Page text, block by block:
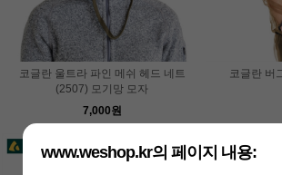
코글란 울트라 파인 메쉬 헤드 네트
(2507) 모기망 모자
7,000원
코글란 버
www.weshop.kr의 페이지 내용: